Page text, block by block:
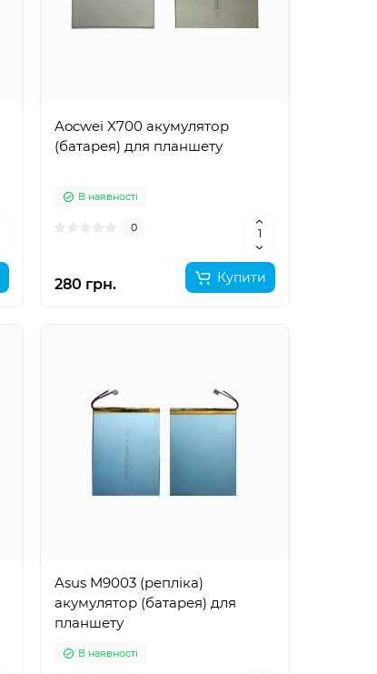
Aocwei X700 акумулятор
(батарея) для планшету
В наявності
0
280 грн. Купити
Asus M9003 (репліка)
акумулятор (батарея) для
планшету
В наявності